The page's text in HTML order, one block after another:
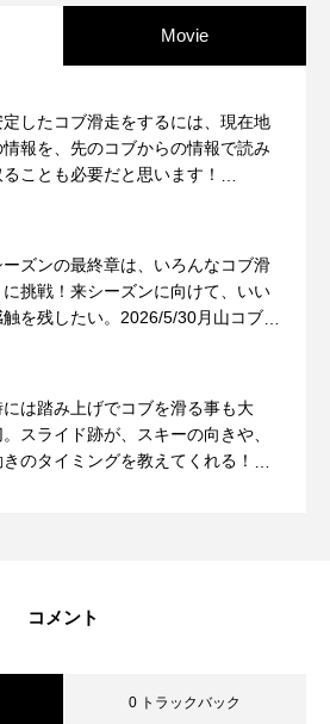
Movie
定したコブ滑走をするには、現在地
情報を、先のコブからの情報で読み
ることも必要だと思います！
ーズンの最終章は、いろんなコブ滑
に挑戦！来シーズンに向けて、いい
触を残したい。2026/5/30月山コブレ
には踏み上げでコブを滑る事も大
スライド跡が、スキーの向きや、
きのタイミングを教えてくれる！
コメント
0 トラックバック